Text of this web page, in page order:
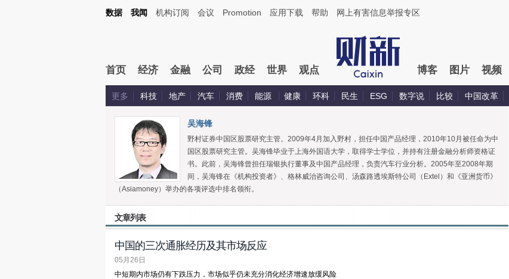
数据 我闻 机构订阅 会议 Promotion 应用下载 帮助 网上有害信息举报专区
首页 经济 金融 公司 政经 世界 观点 博客 图片 视频
更多 科技 地产 汽车 消费 能源 健康 环科 民生 ESG 数字说 比较 中国改革
吴海锋
野村证券中国区股票研究主管。2009年4月加入野村，担任中国产品经理，2010年10月被任命为中
国区股票研究主管。吴海锋毕业于上海外国语大学，取得学士学位，并持有注册金融分析师资格证
书。此前，吴海锋曾担任瑞银执行董事及中国产品经理，负责汽车行业分析。2005年至2008年期
间，吴海锋在《机构投资者》、格林威治咨询公司、汤森路透埃斯特公司（Extel）和《亚洲货币》
（Asiamoney）举办的各项评选中排名领衔。
文章列表
中国的三次通胀经历及其市场反应
05月26日
中短期内市场仍有下跌压力，市场似乎仍未充分消化经济增速放缓风险